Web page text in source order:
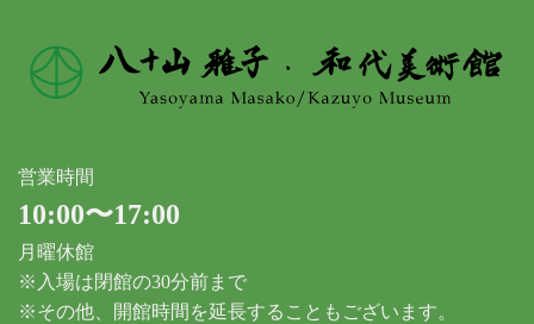
営業時間
10:00〜17:00
月曜休館
※入場は閉館の30分前まで
※その他、開館時間を延長することもございます。